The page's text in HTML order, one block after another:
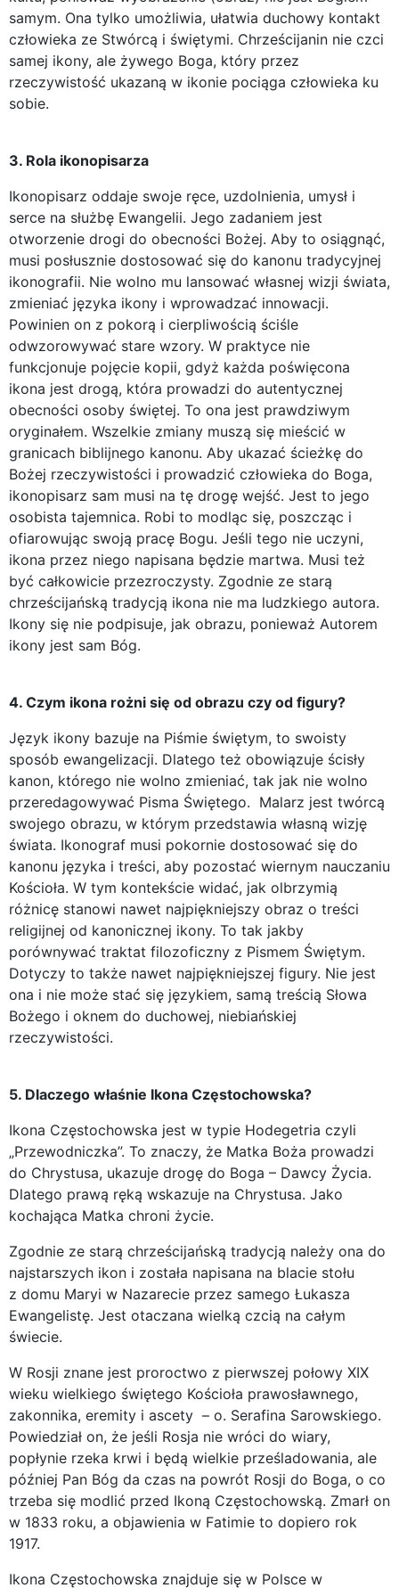
samym. Ona tylko umożliwia, ułatwia duchowy kontakt
człowieka ze Stwórcą i świętymi. Chrześcijanin nie czci
samej ikony, ale żywego Boga, który przez
rzeczywistość ukazaną w ikonie pociąga człowieka ku
sobie.
3. Rola ikonopisarza
Ikonopisarz oddaje swoje ręce, uzdolnienia, umysł i
serce na służbę Ewangelii. Jego zadaniem jest
otworzenie drogi do obecności Bożej. Aby to osiągnąć,
musi posłusznie dostosować się do kanonu tradycyjnej
ikonografii. Nie wolno mu lansować własnej wizji świata,
zmieniać języka ikony i wprowadzać innowacji.
Powinien on z pokorą i cierpliwością ściśle
odwzorowywać stare wzory. W praktyce nie
funkcjonuje pojęcie kopii, gdyż każda poświęcona
ikona jest drogą, która prowadzi do autentycznej
obecności osoby świętej. To ona jest prawdziwym
oryginałem. Wszelkie zmiany muszą się mieścić w
granicach biblijnego kanonu. Aby ukazać ścieżkę do
Bożej rzeczywistości i prowadzić człowieka do Boga,
ikonopisarz sam musi na tę drogę wejść. Jest to jego
osobista tajemnica. Robi to modląc się, poszcząc i
ofiarowując swoją pracę Bogu. Jeśli tego nie uczyni,
ikona przez niego napisana będzie martwa. Musi też
być całkowicie przezroczysty. Zgodnie ze starą
chrześcijańską tradycją ikona nie ma ludzkiego autora.
Ikony się nie podpisuje, jak obrazu, ponieważ Autorem
ikony jest sam Bóg.
4. Czym ikona rożni się od obrazu czy od figury?
Język ikony bazuje na Piśmie świętym, to swoisty
sposób ewangelizacji. Dlatego też obowiązuje ścisły
kanon, którego nie wolno zmieniać, tak jak nie wolno
przeredagowywać Pisma Świętego. Malarz jest twórcą
swojego obrazu, w którym przedstawia własną wizję
świata. Ikonograf musi pokornie dostosować się do
kanonu języka i treści, aby pozostać wiernym nauczaniu
Kościoła. W tym kontekście widać, jak olbrzymią
różnicę stanowi nawet najpiękniejszy obraz o treści
religijnej od kanonicznej ikony. To tak jakby
porównywać traktat filozoficzny z Pismem Świętym.
Dotyczy to także nawet najpiękniejszej figury. Nie jest
ona i nie może stać się językiem, samą treścią Słowa
Bożego i oknem do duchowej, niebiańskiej
rzeczywistości.
5. Dlaczego właśnie Ikona Częstochowska?
Ikona Częstochowska jest w typie Hodegetria czyli
„Przewodniczka”. To znaczy, że Matka Boża prowadzi
do Chrystusa, ukazuje drogę do Boga – Dawcy Życia.
Dlatego prawą ręką wskazuje na Chrystusa. Jako
kochająca Matka chroni życie.
Zgodnie ze starą chrześcijańską tradycją należy ona do
najstarszych ikon i została napisana na blacie stołu
z domu Maryi w Nazarecie przez samego Łukasza
Ewangelistę. Jest otaczana wielką czcią na całym
świecie.
W Rosji znane jest proroctwo z pierwszej połowy XIX
wieku wielkiego świętego Kościoła prawosławnego,
zakonnika, eremity i ascety – o. Serafina Sarowskiego.
Powiedział on, że jeśli Rosja nie wróci do wiary,
popłynie rzeka krwi i będą wielkie prześladowania, ale
później Pan Bóg da czas na powrót Rosji do Boga, o co
trzeba się modlić przed Ikoną Częstochowską. Zmarł on
w 1833 roku, a objawienia w Fatimie to dopiero rok
1917.
Ikona Częstochowska znajduje się w Polsce w